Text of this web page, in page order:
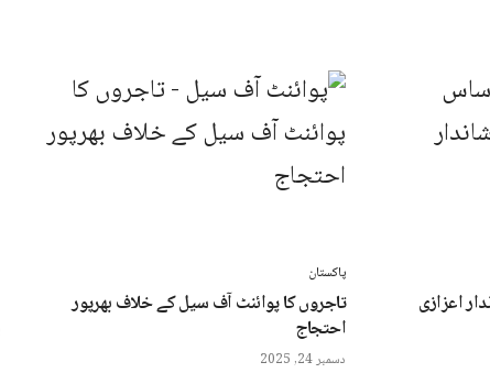
اعزازی
پاکستان
تاجروں کا پوائنٹ آف سیل کے خلاف بھرپور
احتجاج
دسمبر 24, 2025